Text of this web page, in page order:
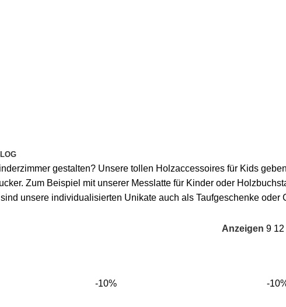
gestalten? Unsere tollen Holzaccessoires für Kids
Zum Beispiel mit unserer Messlatte für Kinder oder
unsere individualisierten Unikate auch als Taufgeschenke oder
Anzeigen 9 12
-10% -